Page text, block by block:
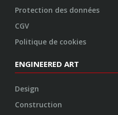
Protection des données
CGV
Politique de cookies
ENGINEERED ART
Design
Construction